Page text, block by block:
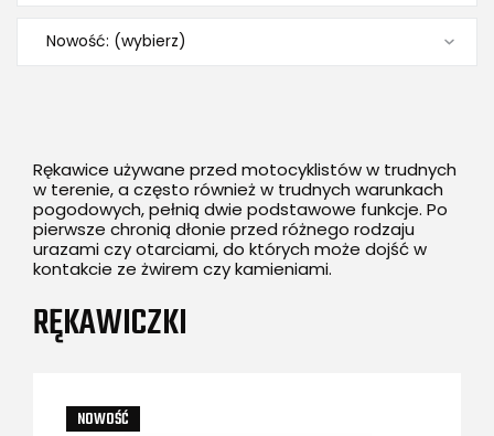
Nowość: (wybierz)
Rękawice używane przed motocyklistów w trudnych
w terenie, a często również w trudnych warunkach
pogodowych, pełnią dwie podstawowe funkcje. Po
pierwsze chronią dłonie przed różnego rodzaju
urazami czy otarciami, do których może dojść w
kontakcie ze żwirem czy kamieniami.
RĘKAWICZKI
NOWOŚĆ